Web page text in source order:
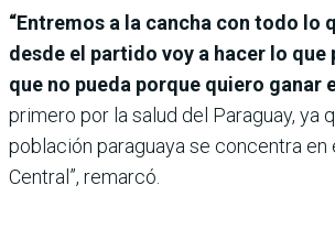
“Entremos a la cancha con todo lo
desde el partido voy a hacer lo que
que no pueda porque quiero ganar
primero por la salud del Paraguay, ya
población paraguaya se concentra
Central”, remarcó.